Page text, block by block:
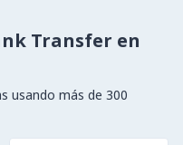
Transfer en
usando más de 300